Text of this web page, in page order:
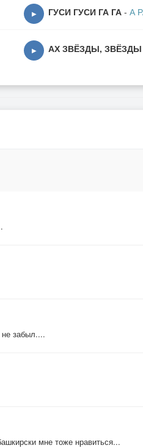
▶ ГУСИ ГУСИ ГА ГА - А
▶ АХ ЗВЁЗДЫ, ЗВЁЗДЫ
забыл....
мне тоже нравиться...